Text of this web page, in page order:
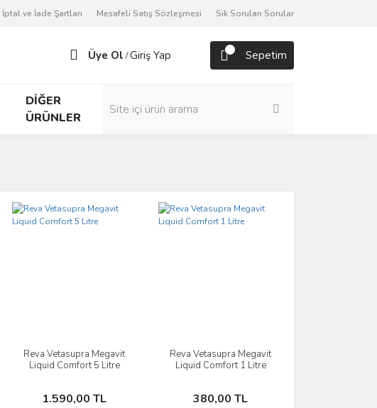
İptal ve İade Şartları Mesafeli Satış Sözleşmesi Sık Sorulan Sorular
Üye Ol /Giriş Yap Sepetim
DİĞER
ÜRÜNLER
Reva Vetasupra Megavit
Liquid Comfort 5 Litre
1.590,00 TL
İncele
Sepete Ekle
Reva Vetasupra Megavit
Liquid Comfort 1 Litre
380,00 TL
İncele
Sepete Ekle